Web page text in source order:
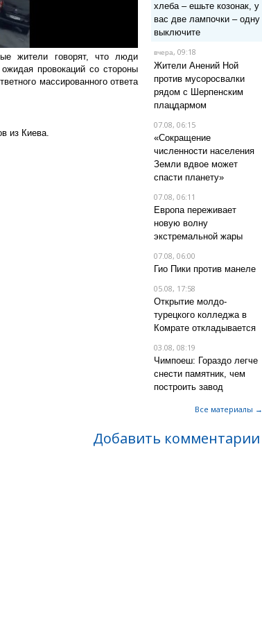
жители говорят, что люди
провокаций со стороны
массированного ответа
из Киева.
хлеба – ешьте козонак, у
вас две лампочки – одну
выключите
вчера, 09:18
Жители Анений Ной
против мусоросвалки
рядом с Шерпенским
плацдармом
07.08, 06:15
«Сокращение
численности населения
Земли вдвое может
спасти планету»
07.08, 06:11
Европа переживает
новую волну
экстремальной жары
07.08, 06:00
Гио Пики против манеле
05.08, 17:58
Открытие молдо-
турецкого колледжа в
Комрате откладывается
03.08, 08:19
Чимпоеш: Гораздо легче
снести памятник, чем
построить завод
Все материалы →
Добавить комментарии